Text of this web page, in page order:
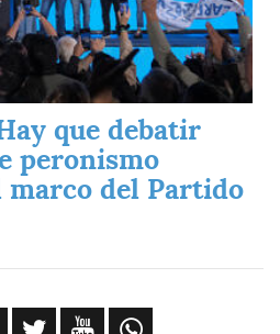
que debatir
peronismo
marco del Partido